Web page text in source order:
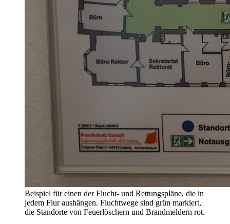
Beispiel für einen der Flucht- und Rettungspläne, die in
jedem Flur aushängen. Fluchtwege sind grün markiert,
die Standorte von Feuerlöschern und Brandmeldern rot.